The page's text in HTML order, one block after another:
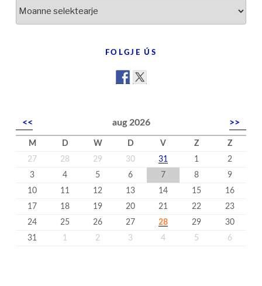
FOLGJE ÚS
<< aug 2026 >>
M D W D V Z
Z
27
28 29 30 31 1
2
3
4 5 6 7 8
9
10
11 12 13 14 15
16
17
18 19 20 21 22
23
24
25 26 27 28 29
30
31
1 2 3 4 5 6